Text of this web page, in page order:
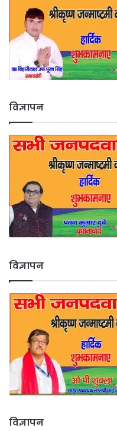
विज्ञापन
विज्ञापन
विज्ञापन